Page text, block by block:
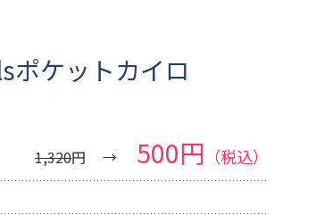
ケットカイロ
1,320円 500円 （税込）